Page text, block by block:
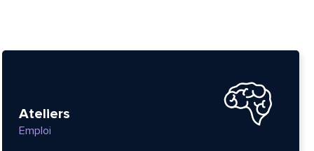
Ateliers
Emploi